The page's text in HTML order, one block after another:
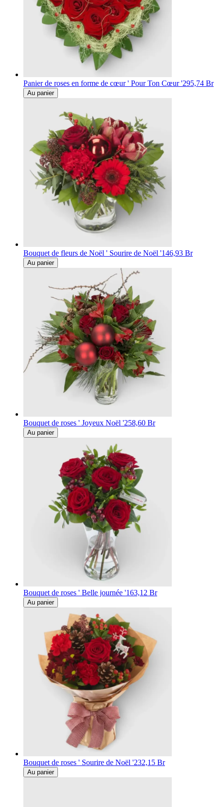
Panier de roses en forme de cœur ' Pour Ton Cœur '295,74 Br
Au panier
Bouquet de fleurs de Noël ' Sourire de Noël '146,93 Br
Au panier
Bouquet de roses ' Joyeux Noël '258,60 Br
Au panier
Bouquet de roses ' Belle journée '163,12 Br
Au panier
Bouquet de roses ' Sourire de Noël '232,15 Br
Au panier